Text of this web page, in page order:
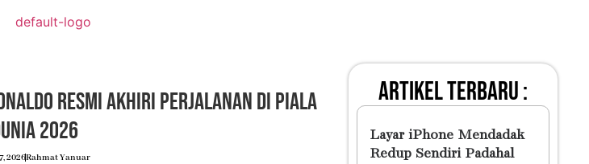
Resmi Akhiri Perjalanan di Piala
2026
2026Rahmat Yanuar
artikel terbaru :
Layar iPhone Mendadak
Redup Sendiri Padahal